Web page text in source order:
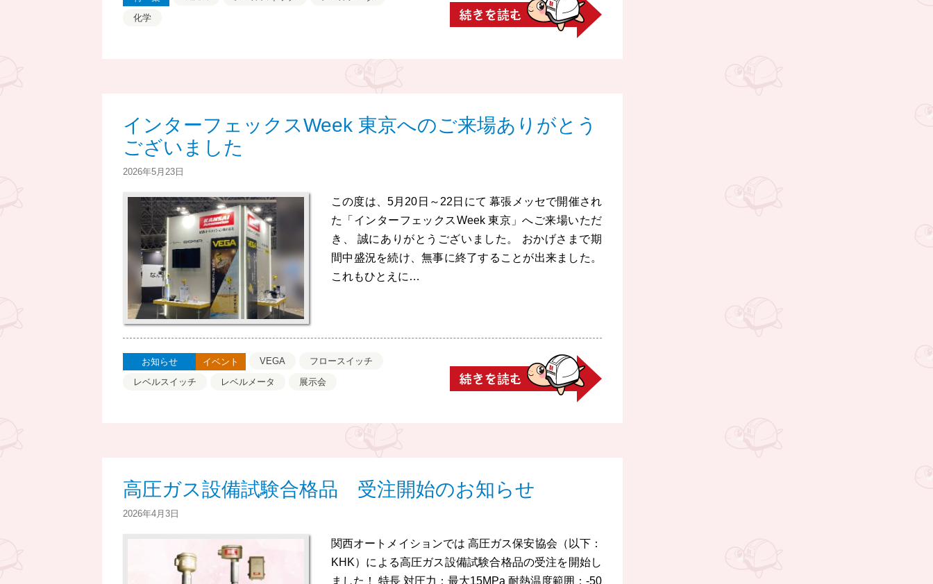
化学
インターフェックスWeek 東京へのご来場ありがとう
ございました
2026年5月23日
この度は、5月20日～22日にて 幕張メッセで開催され
た「インターフェックスWeek 東京」へご来場いただ
き、 誠にありがとうございました。 おかげさまで期
間中盛況を続け、無事に終了することが出来ました。
これもひとえに…
お知らせ イベント VEGA
フロースイッチ
レベルスイッチ
レベルメータ 展示会
高圧ガス設備試験合格品 受注開始のお知らせ
2026年4月3日
関西オートメイションでは 高圧ガス保安協会（以下：
KHK）による高圧ガス設備試験合格品の受注を開始し
ました！ 特長 対圧力：最大15MPa 耐熱温度範囲：-50